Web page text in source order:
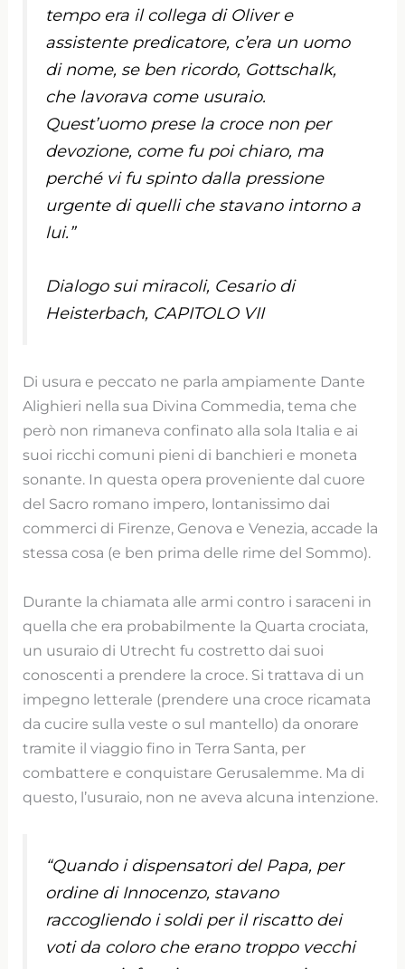
tempo era il collega di Oliver e
assistente predicatore, c’era un uomo
di nome, se ben ricordo, Gottschalk,
che lavorava come usuraio.
Quest’uomo prese la croce non per
devozione, come fu poi chiaro, ma
perché vi fu spinto dalla pressione
urgente di quelli che stavano intorno a
lui.”
Dialogo sui miracoli, Cesario di
Heisterbach, CAPITOLO VII
Di usura e peccato ne parla ampiamente Dante
Alighieri nella sua Divina Commedia, tema che
però non rimaneva confinato alla sola Italia e ai
suoi ricchi comuni pieni di banchieri e moneta
sonante. In questa opera proveniente dal cuore
del Sacro romano impero, lontanissimo dai
commerci di Firenze, Genova e Venezia, accade la
stessa cosa (e ben prima delle rime del Sommo).
Durante la chiamata alle armi contro i saraceni in
quella che era probabilmente la Quarta crociata,
un usuraio di Utrecht fu costretto dai suoi
conoscenti a prendere la croce. Si trattava di un
impegno letterale (prendere una croce ricamata
da cucire sulla veste o sul mantello) da onorare
tramite il viaggio fino in Terra Santa, per
combattere e conquistare Gerusalemme. Ma di
questo, l’usuraio, non ne aveva alcuna intenzione.
“Quando i dispensatori del Papa, per
ordine di Innocenzo, stavano
raccogliendo i soldi per il riscatto dei
voti da coloro che erano troppo vecchi